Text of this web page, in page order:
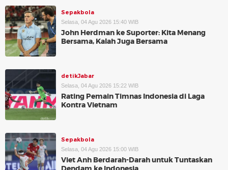
Sepakbola
Selasa, 04 Agu 2026 15:40 WIB
John Herdman ke Suporter: Kita Menang
Bersama, Kalah Juga Bersama
detikJabar
Selasa, 04 Agu 2026 15:22 WIB
Rating Pemain Timnas Indonesia di Laga
Kontra Vietnam
Sepakbola
Selasa, 04 Agu 2026 15:00 WIB
Viet Anh Berdarah-Darah untuk Tuntaskan